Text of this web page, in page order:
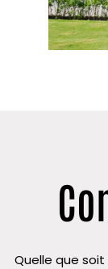
Quelle que